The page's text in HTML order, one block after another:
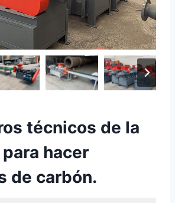
técnicos de la
hacer
de carbón.